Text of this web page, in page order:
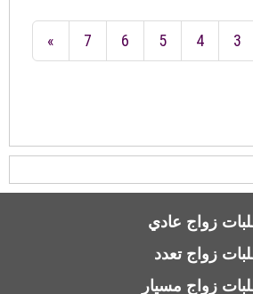
3
4
5
6
7
»
زواج عادي
زواج تعدد
زواج مسيار